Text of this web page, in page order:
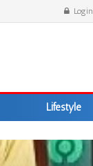
Login
Lifestyle